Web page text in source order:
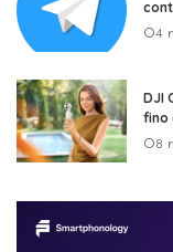
4
DJI
fino
8